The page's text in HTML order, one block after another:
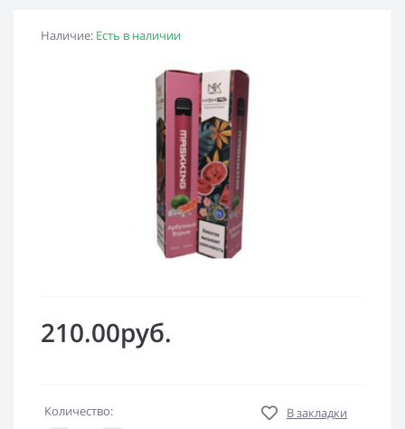
Наличие: Есть в наличии
210.00руб.
Количество:
В закладки